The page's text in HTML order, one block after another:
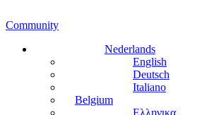
Community
Nederlands
English
Deutsch
Italiano
Belgium
Ελληνικα